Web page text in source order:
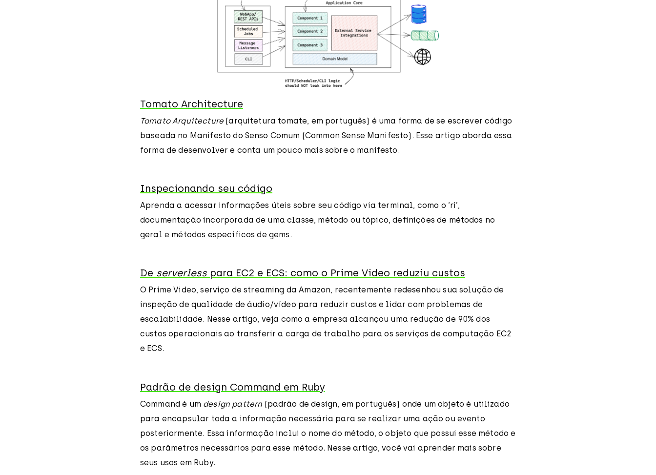
Tomato Architecture
Tomato Arquitecture (arquitetura tomate, em português) é uma forma de se escrever código
baseada no Manifesto do Senso Comum (Common Sense Manifesto). Esse artigo aborda essa
forma de desenvolver e conta um pouco mais sobre o manifesto.
Inspecionando seu código
Aprenda a acessar informações úteis sobre seu código via terminal, como o ‘ri’,
documentação incorporada de uma classe, método ou tópico, definições de métodos no
geral e métodos específicos de gems.
De serverless para EC2 e ECS: como o Prime Video reduziu custos
O Prime Video, serviço de streaming da Amazon, recentemente redesenhou sua solução de
inspeção de qualidade de áudio/vídeo para reduzir custos e lidar com problemas de
escalabilidade. Nesse artigo, veja como a empresa alcançou uma redução de 90% dos
custos operacionais ao transferir a carga de trabalho para os serviços de computação EC2
e ECS.
Padrão de design Command em Ruby
Command é um design pattern (padrão de design, em português) onde um objeto é utilizado
para encapsular toda a informação necessária para se realizar uma ação ou evento
posteriormente. Essa informação inclui o nome do método, o objeto que possui esse método e
os parâmetros necessários para esse método. Nesse artigo, você vai aprender mais sobre
seus usos em Ruby.